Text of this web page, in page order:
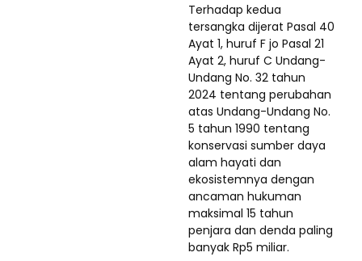
Terhadap kedua
tersangka dijerat Pasal 40
Ayat 1, huruf F jo Pasal 21
Ayat 2, huruf C Undang-
Undang No. 32 tahun
2024 tentang perubahan
atas Undang-Undang No.
5 tahun 1990 tentang
konservasi sumber daya
alam hayati dan
ekosistemnya dengan
ancaman hukuman
maksimal 15 tahun
penjara dan denda paling
banyak Rp5 miliar.